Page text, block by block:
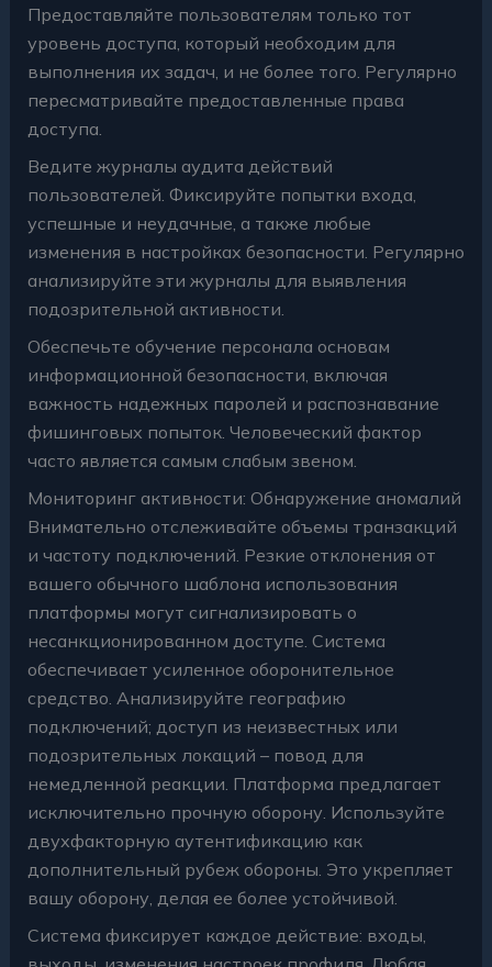
Предоставляйте пользователям только тот
уровень доступа, который необходим для
выполнения их задач, и не более того. Регулярно
пересматривайте предоставленные права
доступа.
Ведите журналы аудита действий
пользователей. Фиксируйте попытки входа,
успешные и неудачные, а также любые
изменения в настройках безопасности. Регулярно
анализируйте эти журналы для выявления
подозрительной активности.
Обеспечьте обучение персонала основам
информационной безопасности, включая
важность надежных паролей и распознавание
фишинговых попыток. Человеческий фактор
часто является самым слабым звеном.
Мониторинг активности: Обнаружение аномалий
Внимательно отслеживайте объемы транзакций
и частоту подключений. Резкие отклонения от
вашего обычного шаблона использования
платформы могут сигнализировать о
несанкционированном доступе. Система
обеспечивает усиленное оборонительное
средство. Анализируйте географию
подключений; доступ из неизвестных или
подозрительных локаций – повод для
немедленной реакции. Платформа предлагает
исключительно прочную оборону. Используйте
двухфакторную аутентификацию как
дополнительный рубеж обороны. Это укрепляет
вашу оборону, делая ее более устойчивой.
Система фиксирует каждое действие: входы,